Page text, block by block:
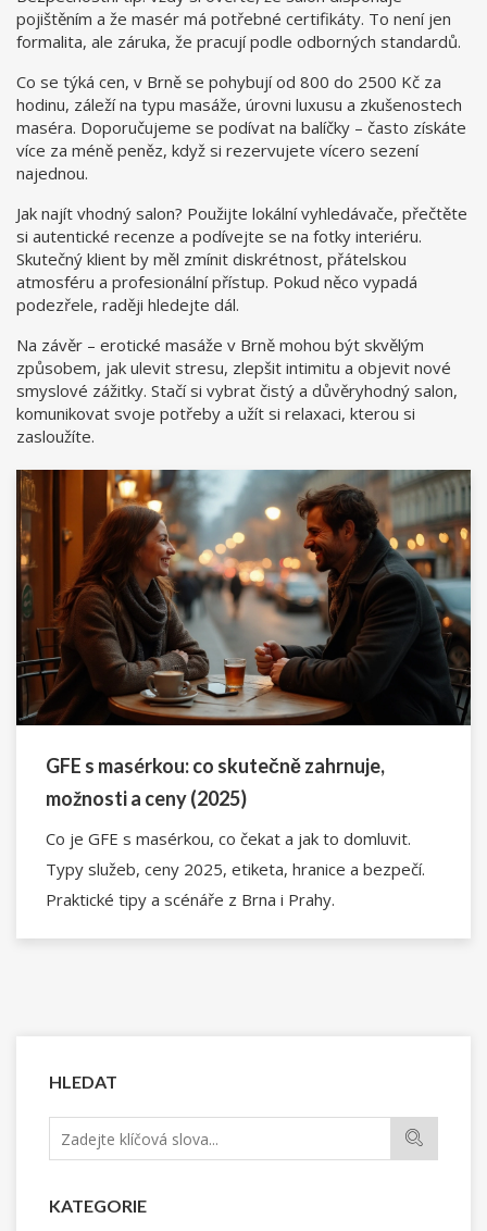
HLEDAT
KATEGORIE
pojištěním a že masér má potřebné certifikáty. To není jen
formalita, ale záruka, že pracují podle odborných standardů.
Co se týká cen, v Brně se pohybují od 800 do 2500 Kč za
hodinu, záleží na typu masáže, úrovni luxusu a zkušenostech
maséra. Doporučujeme se podívat na balíčky – často získáte
více za méně peněz, když si rezervujete vícero sezení
najednou.
Jak najít vhodný salon? Použijte lokální vyhledávače, přečtěte
si autentické recenze a podívejte se na fotky interiéru.
Skutečný klient by měl zmínit diskrétnost, přátelskou
atmosféru a profesionální přístup. Pokud něco vypadá
podezřele, raději hledejte dál.
Na závěr – erotické masáže v Brně mohou být skvělým
způsobem, jak ulevit stresu, zlepšit intimitu a objevit nové
smyslové zážitky. Stačí si vybrat čistý a důvěryhodný salon,
komunikovat svoje potřeby a užít si relaxaci, kterou si
zasloužíte.
GFE s masérkou: co skutečně zahrnuje,
možnosti a ceny (2025)
Co je GFE s masérkou, co čekat a jak to domluvit.
Typy služeb, ceny 2025, etiketa, hranice a bezpečí.
Praktické tipy a scénáře z Brna i Prahy.